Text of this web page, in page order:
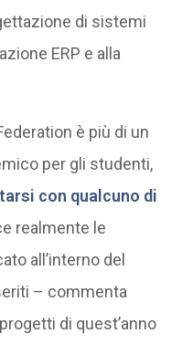
di sistemi
ERP e alla
è più di un
per gli studenti,
con qualcuno di
realmente le
all’interno del
– commenta
di quest’anno